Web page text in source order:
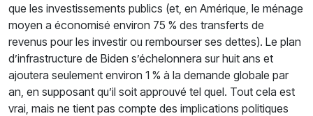
que les investissements publics (et, en Amérique, le ménage
moyen a économisé environ 75 % des transferts de
revenus pour les investir ou rembourser ses dettes). Le plan
d’infrastructure de Biden s’échelonnera sur huit ans et
ajoutera seulement environ 1 % à la demande globale par
an, en supposant qu’il soit approuvé tel quel. Tout cela est
vrai, mais ne tient pas compte des implications politiques